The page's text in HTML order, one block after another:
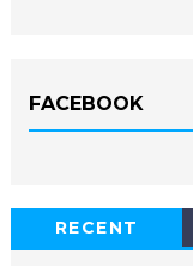
FACEBOOK
RECENT